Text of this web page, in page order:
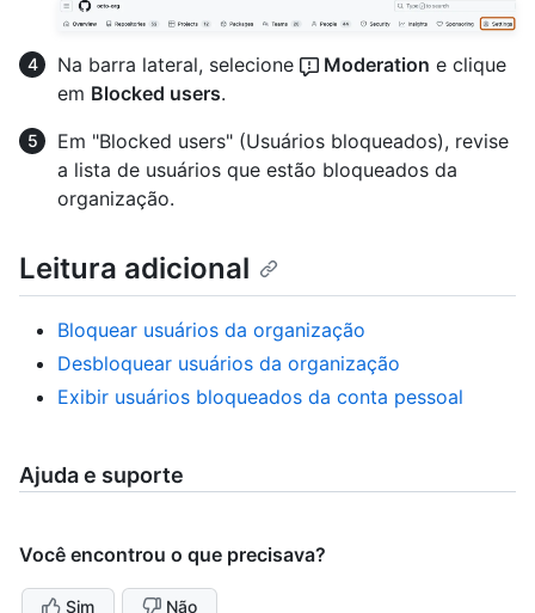
Na barra lateral, selecione Moderation e clique
em Blocked users.
Em "Blocked users" (Usuários bloqueados), revise
a lista de usuários que estão bloqueados da
organização.
Leitura adicional
Bloquear usuários da organização
Desbloquear usuários da organização
Exibir usuários bloqueados da conta pessoal
Ajuda e suporte
Você encontrou o que precisava?
Sim Não